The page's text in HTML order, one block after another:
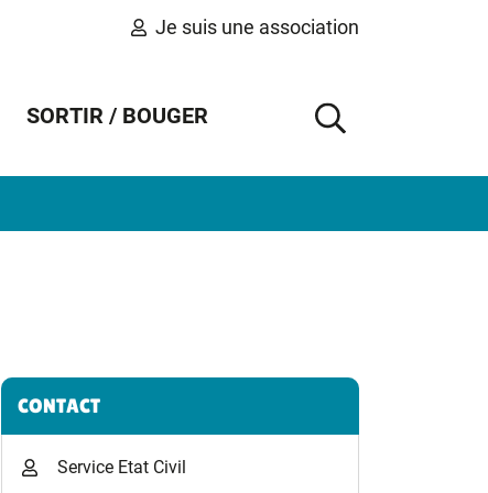
Je suis une association
SORTIR / BOUGER
AFFICHER
Informations complémentaires
CONTACT
Service Etat Civil